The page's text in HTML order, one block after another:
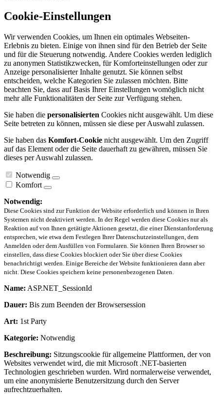
Cookie-Einstellungen
Wir verwenden Cookies, um Ihnen ein optimales Webseiten-
Erlebnis zu bieten. Einige von ihnen sind für den Betrieb der Seite
und für die Steuerung notwendig. Andere Cookies werden lediglich
zu anonymen Statistikzwecken, für Komforteinstellungen oder zur
Anzeige personalisierter Inhalte genutzt. Sie können selbst
entscheiden, welche Kategorien Sie zulassen möchten. Bitte
beachten Sie, dass auf Basis Ihrer Einstellungen womöglich nicht
mehr alle Funktionalitäten der Seite zur Verfügung stehen.
Sie haben die personalisierten Cookies nicht ausgewählt. Um diese
Seite betreten zu können, müssen sie diese per Auswahl zulassen.
Sie haben das Komfort-Cookie nicht ausgewählt. Um den Zugriff
auf das Element oder die Seite dauerhaft zu gewähren, müssen Sie
dieses per Auswahl zulassen.
Notwendig
Komfort
Notwendig:
Diese Cookies sind zur Funktion der Website erforderlich und können in Ihren
Systemen nicht deaktiviert werden. In der Regel werden diese Cookies nur als
Reaktion auf von Ihnen getätigte Aktionen gesetzt, die einer Dienstanforderung
entsprechen, wie etwa dem Festlegen Ihrer Datenschutzeinstellungen, dem
Anmelden oder dem Ausfüllen von Formularen. Sie können Ihren Browser so
einstellen, dass diese Cookies blockiert oder Sie über diese Cookies
benachrichtigt werden. Einige Bereiche der Website funktionieren dann aber
nicht. Diese Cookies speichern keine personenbezogenen Daten.
Name: ASP.NET_SessionId
Dauer: Bis zum Beenden der Browsersession
Art: 1st Party
Kategorie: Notwendig
Beschreibung: Sitzungscookie für allgemeine Plattformen, der von
Websites verwendet wird, die mit Microsoft .NET-basierten
Technologien geschrieben wurden. Wird normalerweise verwendet,
um eine anonymisierte Benutzersitzung durch den Server
aufrechtzuerhalten.